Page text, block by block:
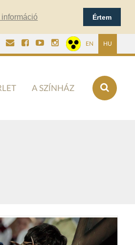
információ Értem
EN HU
A SZÍNHÁZ